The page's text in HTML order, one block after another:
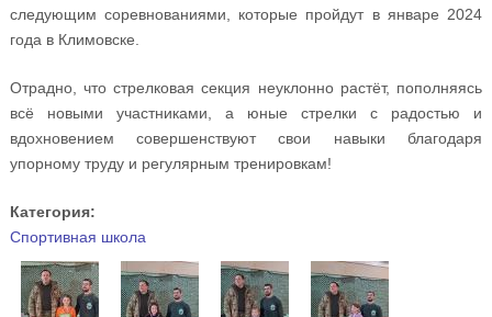
следующим соревнованиями, которые пройдут в январе 2024
года в Климовске.
Отрадно, что стрелковая секция неуклонно растёт, пополняясь
всё новыми участниками, а юные стрелки с радостью и
вдохновением совершенствуют свои навыки благодаря
упорному труду и регулярным тренировкам!
Категория:
Спортивная школа